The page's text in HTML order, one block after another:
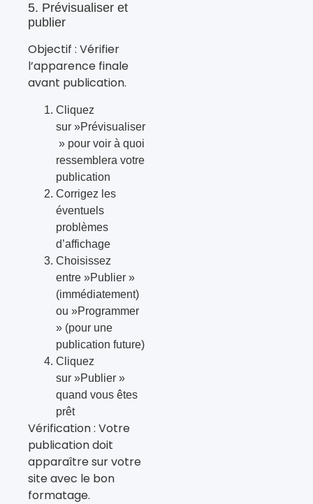
5. Prévisualiser et
publier
Objectif : Vérifier
l’apparence finale
avant publication.
Cliquez
sur »Prévisualiser
» pour voir à quoi
ressemblera votre
publication
Corrigez les
éventuels
problèmes
d’affichage
Choisissez
entre »Publier »
(immédiatement)
ou »Programmer
» (pour une
publication future)
Cliquez
sur »Publier »
quand vous êtes
prêt
Vérification : Votre
publication doit
apparaître sur votre
site avec le bon
formatage.